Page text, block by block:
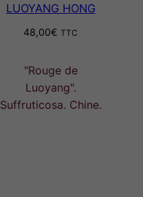
LUOYANG HONG
48,00€ TTC
"Rouge de
Luoyang".
Suffruticosa. Chine.